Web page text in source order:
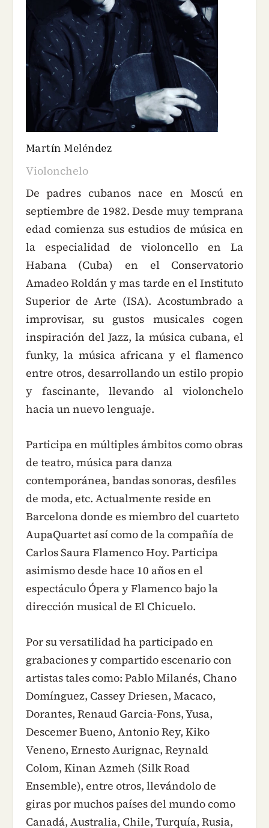
Martín Meléndez
Violonchelo
De padres cubanos nace en Moscú en
septiembre de 1982. Desde muy temprana
edad comienza sus estudios de música en
la especialidad de violoncello en La
Habana (Cuba) en el Conservatorio
Amadeo Roldán y mas tarde en el Instituto
Superior de Arte (ISA). Acostumbrado a
improvisar, su gustos musicales cogen
inspiración del Jazz, la música cubana, el
funky, la música africana y el flamenco
entre otros, desarrollando un estilo propio
y fascinante, llevando al violonchelo
hacia un nuevo lenguaje.
Participa en múltiples ámbitos como obras
de teatro, música para danza
contemporánea, bandas sonoras, desfiles
de moda, etc. Actualmente reside en
Barcelona donde es miembro del cuarteto
AupaQuartet así como de la compañía de
Carlos Saura Flamenco Hoy. Participa
asimismo desde hace 10 años en el
espectáculo Ópera y Flamenco bajo la
dirección musical de El Chicuelo.
Por su versatilidad ha participado en
grabaciones y compartido escenario con
artistas tales como: Pablo Milanés, Chano
Domínguez, Cassey Driesen, Macaco,
Dorantes, Renaud Garcia-Fons, Yusa,
Descemer Bueno, Antonio Rey, Kiko
Veneno, Ernesto Aurignac, Reynald
Colom, Kinan Azmeh (Silk Road
Ensemble), entre otros, llevándolo de
giras por muchos países del mundo como
Canadá, Australia, Chile, Turquía, Rusia,